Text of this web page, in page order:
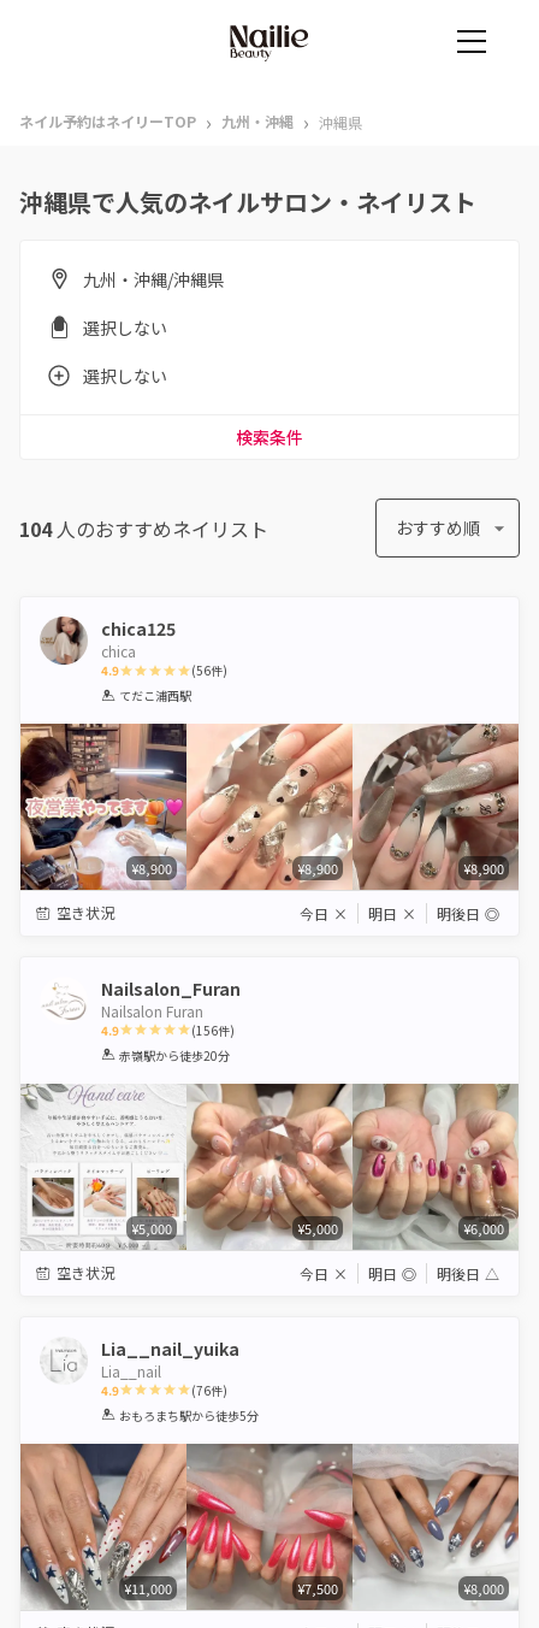
ネイル予約はネイリーTOP › 九州・沖縄 › 沖縄県
沖縄県で人気のネイルサロン・ネイリスト
九州・沖縄/沖縄県
選択しない
選択しない
検索条件
104人のおすすめネイリスト おすすめ順
chica125
chica
4.9
1 2 3 4 5
(56件)
てだこ浦西駅
¥8,900 ¥8,900 ¥8,900
空き状況 今日 × 明日 × 明後日 ◎
Nailsalon_Furan
Nailsalon Furan
4.9
1 2 3 4 5
(156件)
赤嶺駅から徒歩20分
¥5,000 ¥5,000 ¥6,000
空き状況 今日 × 明日 ◎ 明後日 △
Lia__nail_yuika
Lia__nail
4.9
1 2 3 4 5
(76件)
おもろまち駅から徒歩5分
¥11,000 ¥7,500 ¥8,000